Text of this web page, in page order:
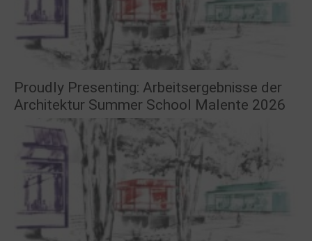
Proudly Presenting: Arbeitsergebnisse der
Architektur Summer School Malente 2026